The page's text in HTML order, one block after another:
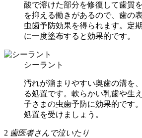
酸で溶けた部分を修復して歯質
を抑える働きがあるので、歯の
虫歯予防効果を得られます。定
に一度塗布すると効果的です。
シーラント
汚れが溜まりやすい奥歯の溝を
る処置です。軟らかい乳歯や生
子さまの虫歯予防に効果的です
処置を受けましょう。
2 歯医者さんで泣いたり